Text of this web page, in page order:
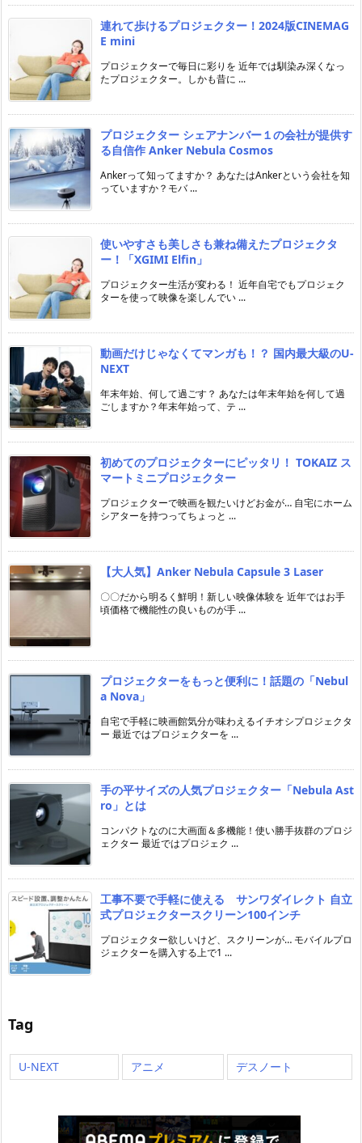
連れて歩けるプロジェクター！2024版CINEMAG
E mini
プロジェクターで毎日に彩りを 近年では馴染み深くなっ
たプロジェクター。しかも昔に ...
プロジェクター シェアナンバー１の会社が提供す
る自信作 Anker Nebula Cosmos
Ankerって知ってますか？ あなたはAnkerという会社を知
っていますか？モバ ...
使いやすさも美しさも兼ね備えたプロジェクタ
ー！「XGIMI Elfin」
プロジェクター生活が変わる！ 近年自宅でもプロジェク
ターを使って映像を楽しんでい ...
動画だけじゃなくてマンガも！？ 国内最大級のU-
NEXT
年末年始、何して過ごす？ あなたは年末年始を何して過
ごしますか？年末年始って、テ ...
初めてのプロジェクターにピッタリ！ TOKAIZ ス
マートミニプロジェクター
プロジェクターで映画を観たいけどお金が… 自宅にホーム
シアターを持つってちょっと ...
【大人気】Anker Nebula Capsule 3 Laser
〇〇だから明るく鮮明！新しい映像体験を 近年ではお手
頃価格で機能性の良いものが手 ...
プロジェクターをもっと便利に！話題の「Nebul
a Nova」
自宅で手軽に映画館気分が味わえるイチオシプロジェクタ
ー 最近ではプロジェクターを ...
手の平サイズの人気プロジェクター「Nebula Ast
ro」とは
コンパクトなのに大画面＆多機能！使い勝手抜群のプロジ
ェクター 最近ではプロジェク ...
工事不要で手軽に使える サンワダイレクト 自立
式プロジェクタースクリーン100インチ
プロジェクター欲しいけど、スクリーンが… モバイルプロ
ジェクターを購入する上で1 ...
Tag
U-NEXT アニメ デスノート